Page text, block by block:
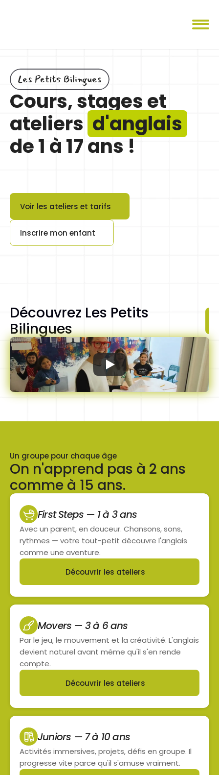
Les Petits Bilingues
Cours, stages et
ateliers d'anglais
de 1 à 17 ans !
Pour apprendre à vous exprimer avec une approche
Voir les ateliers et tarifs
Inscrire mon enfant
Button
Découvrez Les Petits
Bilingues
Un groupe pour chaque âge
On n'apprend pas à 2 ans
comme à 15 ans.
First Steps — 1 à 3 ans
Avec un parent, en douceur. Chansons, sons,
rythmes — votre tout-petit découvre l'anglais
comme une aventure.
Découvrir les ateliers
Movers — 3 à 6 ans
Par le jeu, le mouvement et la créativité. L'anglais
devient naturel avant même qu'il s'en rende
compte.
Découvrir les ateliers
Juniors — 7 à 10 ans
Activités immersives, projets, défis en groupe. Il
progresse vite parce qu'il s'amuse vraiment.